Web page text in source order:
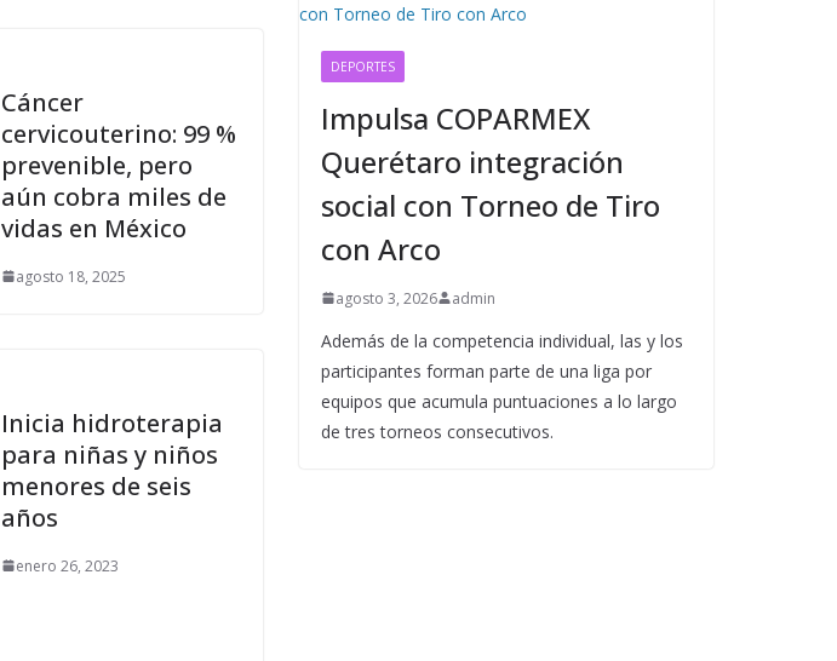
Cáncer
cervicouterino: 99 %
prevenible, pero
aún cobra miles de
vidas en México
agosto 18, 2025
Inicia hidroterapia
para niñas y niños
menores de seis
años
enero 26, 2023
DEPORTES
Impulsa COPARMEX
Querétaro integración
social con Torneo de Tiro
con Arco
agosto 3, 2026 admin
Además de la competencia individual, las y los
participantes forman parte de una liga por
equipos que acumula puntuaciones a lo largo
de tres torneos consecutivos.